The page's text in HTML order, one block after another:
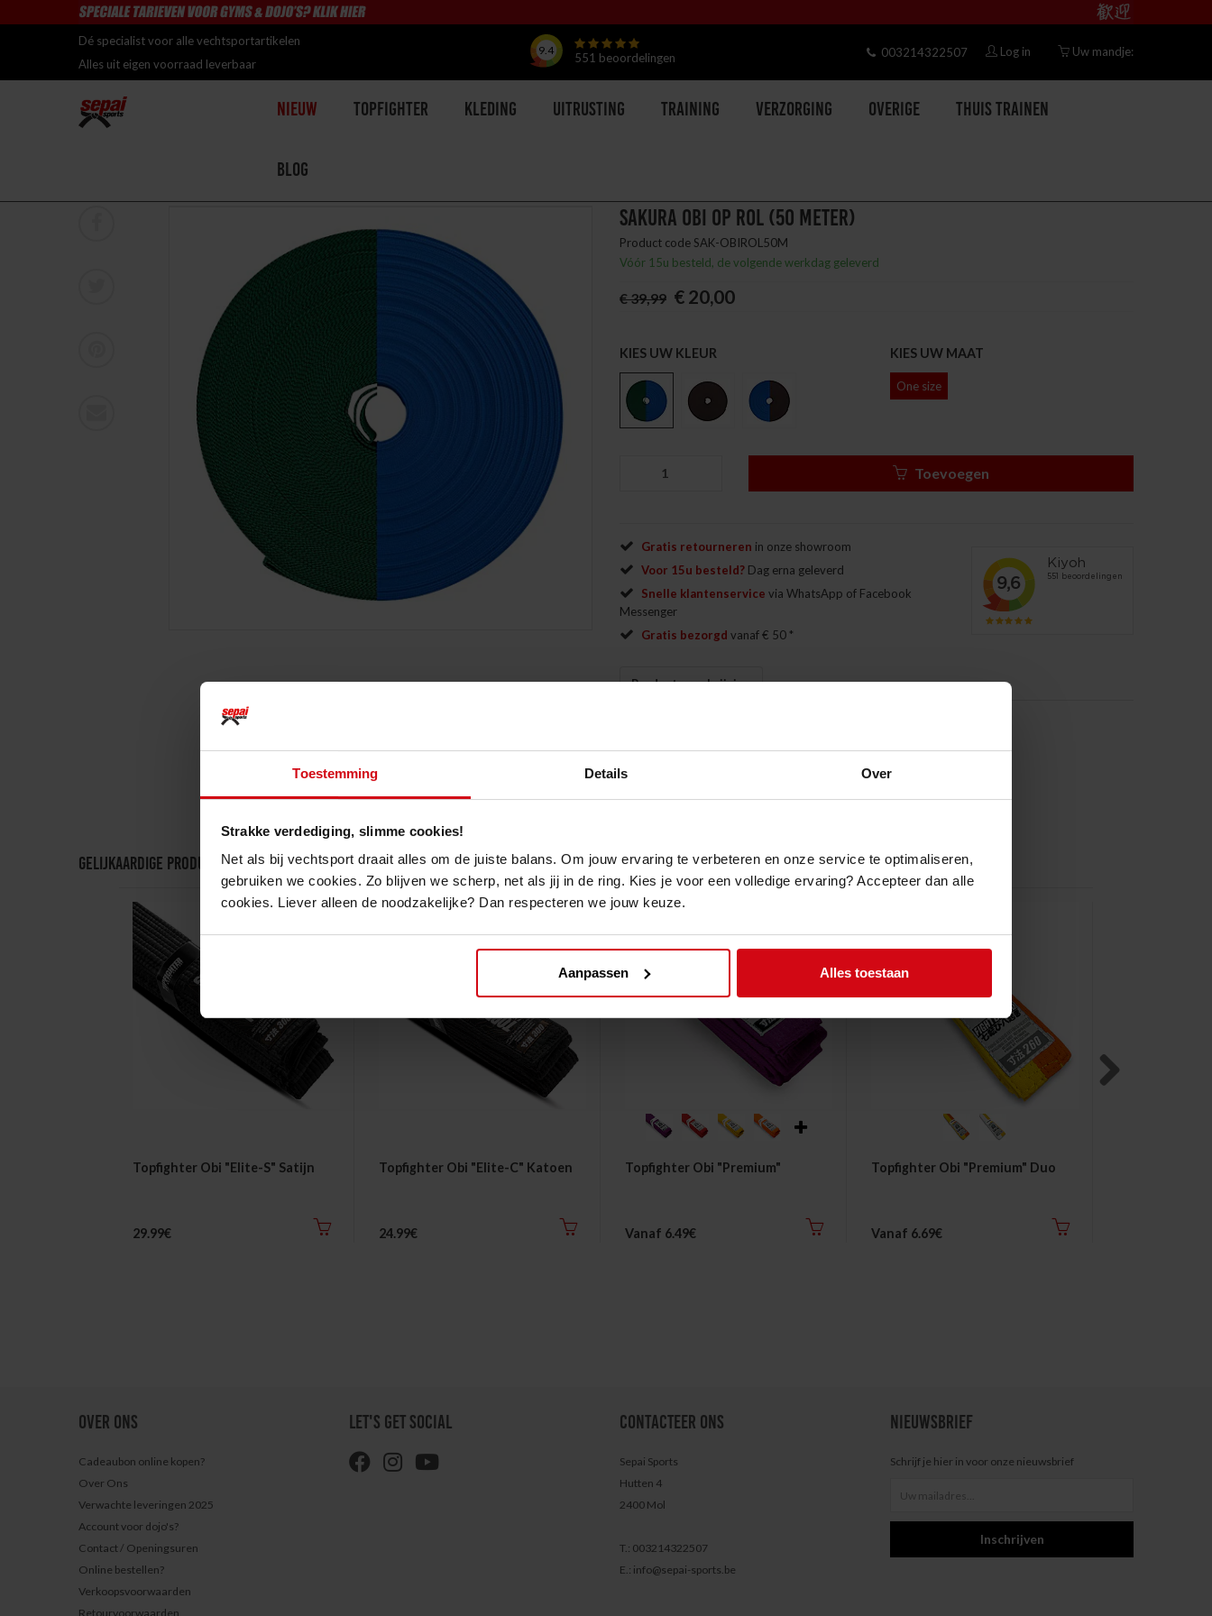
Toestemming Details Over
Strakke verdediging, slimme cookies!
Net als bij vechtsport draait alles om de juiste balans. Om jouw ervaring te verbeteren en onze service te optimaliseren,
gebruiken we cookies. Zo blijven we scherp, net als jij in de ring. Kies je voor een volledige ervaring? Accepteer dan alle
cookies. Liever alleen de noodzakelijke? Dan respecteren we jouw keuze.
Aanpassen Alles toestaan
Dé specialist voor alle vechtsportartikelen
Alles uit eigen voorraad leverbaar
9.4
551 beoordelingen Uw mandje:
Log in
003214322507
Nieuw Topfighter Kleding Uitrusting Training Verzorging Overige Thuis trainen
Blog
SAKURA OBI OP ROL (50 METER)
Product code SAK-OBIROL50M
Vóór 15u besteld, de volgende werkdag geleverd
€ 39,99 € 20,00
KIES UW KLEUR KIES UW MAAT
One size
Toevoegen
Gratis retourneren in onze showroom
Voor 15u besteld? Dag erna geleverd
Snelle klantenservice via WhatsApp of Facebook
Messenger
Gratis bezorgd vanaf € 50 *
Productomschrijving
Gelijkaardige producten
Topfighter Obi "Elite-S" Satijn
29.99€
Topfighter Obi "Elite-C" Katoen
24.99€
Topfighter Obi "Premium"
Vanaf 6.49€
Topfighter Obi "Premium" Duo
Vanaf 6.69€
OVER ONS
Cadeaubon online kopen?
Over Ons
Verwachte leveringen 2025
Account voor dojo's?
Contact / Openingsuren
Online bestellen?
Verkoopsvoorwaarden
Retourvoorwaarden
LET'S GET SOCIAL CONTACTEER ONS
Sepai Sports
Hutten 4
2400 Mol
T.: 003214322507
E.: info@sepai-sports.be
NIEUWSBRIEF
Schrijf je hier in voor onze nieuwsbrief
Inschrijven